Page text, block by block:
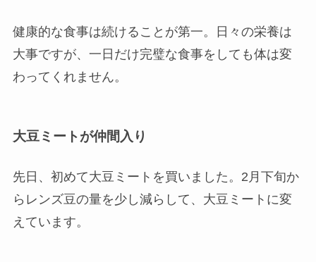
健康的な食事は続けることが第一。日々の栄養は
大事ですが、一日だけ完璧な食事をしても体は変
わってくれません。
大豆ミートが仲間入り
先日、初めて大豆ミートを買いました。2月下旬か
らレンズ豆の量を少し減らして、大豆ミートに変
えています。